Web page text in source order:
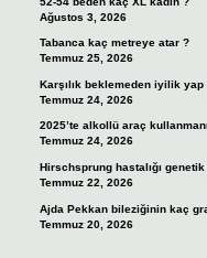
Ağustos 3, 2026
Tabanca kaç metreye atar ?
Temmuz 25, 2026
Karşılık beklemeden iyilik
Temmuz 24, 2026
2025’te alkollü araç
Temmuz 24, 2026
Hirschsprung hastalığı
Temmuz 22, 2026
Ajda Pekkan bileziğinin kaç
Temmuz 20, 2026